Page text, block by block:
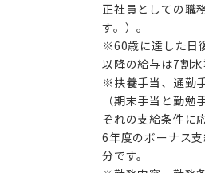
正社員としての職
す。）。
※60歳に達した日
以降の給与は7割水
※扶養手当、通勤
（期末手当と勤
ぞれの支給条件に
6年度のボーナス
分です。